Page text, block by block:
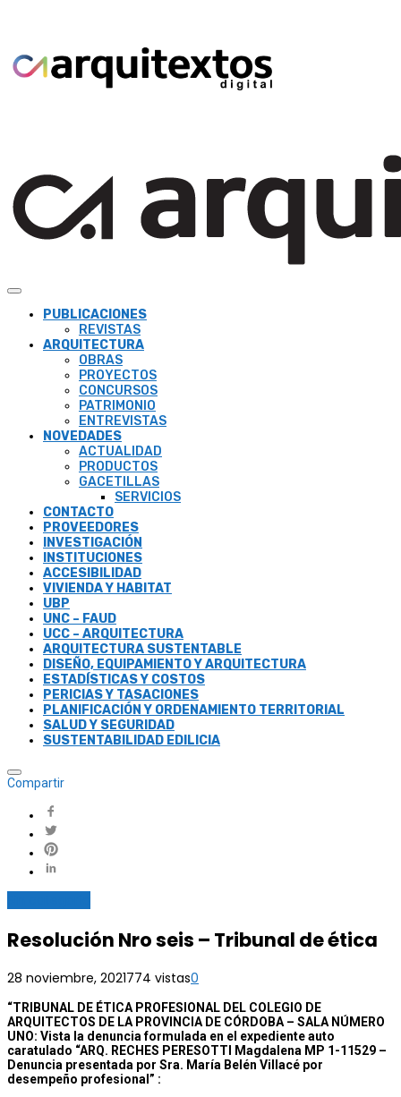
PUBLICACIONES
REVISTAS
ARQUITECTURA
OBRAS
PROYECTOS
CONCURSOS
PATRIMONIO
ENTREVISTAS
NOVEDADES
ACTUALIDAD
PRODUCTOS
GACETILLAS
SERVICIOS
CONTACTO
PROVEEDORES
INVESTIGACIÓN
INSTITUCIONES
ACCESIBILIDAD
VIVIENDA Y HABITAT
UBP
UNC – FAUD
UCC – ARQUITECTURA
ARQUITECTURA SUSTENTABLE
DISEÑO, EQUIPAMIENTO Y ARQUITECTURA
ESTADÍSTICAS Y COSTOS
PERICIAS Y TASACIONES
PLANIFICACIÓN Y ORDENAMIENTO TERRITORIAL
SALUD Y SEGURIDAD
SUSTENTABILIDAD EDILICIA
Compartir
Resolución Nro seis – Tribunal de ética
28 noviembre, 2021774 vistas0
“TRIBUNAL DE ÉTICA PROFESIONAL DEL COLEGIO DE
ARQUITECTOS DE LA PROVINCIA DE CÓRDOBA – SALA NÚMERO
UNO: Vista la denuncia formulada en el expediente auto
caratulado “ARQ. RECHES PERESOTTI Magdalena MP 1-11529 –
Denuncia presentada por Sra. María Belén Villacé por
desempeño profesional” :